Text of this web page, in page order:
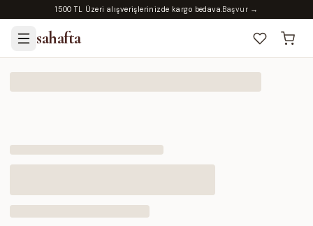
1500 TL Üzeri alışverişlerinizde kargo bedava.Başvur →
sahafta